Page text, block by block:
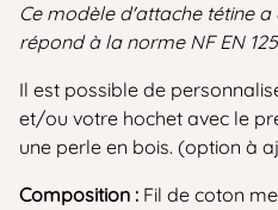
Ce modèle d'attache tétine
répond à la norme NF EN
Il est possible de
et/ou votre hochet avec le
une perle en bois. (option à
Composition : Fil de coton